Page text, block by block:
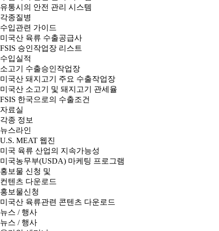
유통시의 안전 관리 시스템
각종질병
수입관련 가이드
미국산 육류 수출공급사
FSIS 승인작업장 리스트
수입실적
소고기 수출승인작업장
미국산 돼지고기 주요 수출작업장
미국산 소고기 및 돼지고기 관세율
FSIS 한국으로의 수출조건
자료실
각종 정보
뉴스라인
U.S. MEAT 웹진
미국 육류 산업의 지속가능성
미국농무부(USDA) 마케팅 프로그램
홍보물 신청 및
컨텐츠 다운로드
홍보물신청
미국산 육류관련 콘텐츠 다운로드
뉴스 / 행사
뉴스 / 행사